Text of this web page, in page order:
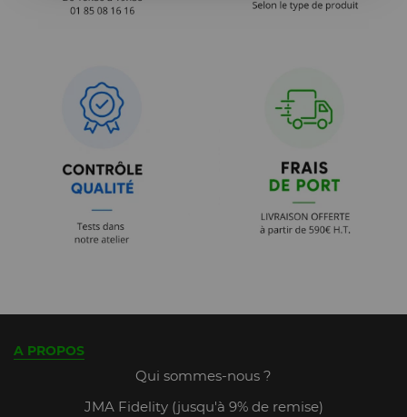
A PROPOS
Qui sommes-nous ?
JMA Fidelity (jusqu'à 9% de remise)